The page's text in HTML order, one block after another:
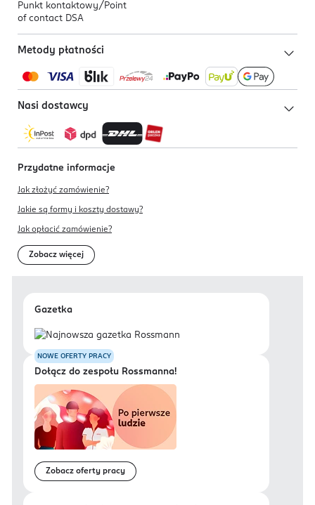
Punkt kontaktowy/ Point
of contact DSA
Metody płatności
Nasi dostawcy
Przydatne informacje
Jak złożyć zamówienie?
Jakie są formy i koszty dostawy?
Jak opłacić zamówienie?
Zobacz więcej
Gazetka
NOWE OFERTY PRACY
Dołącz do zespołu Rossmanna!
Zobacz oferty pracy